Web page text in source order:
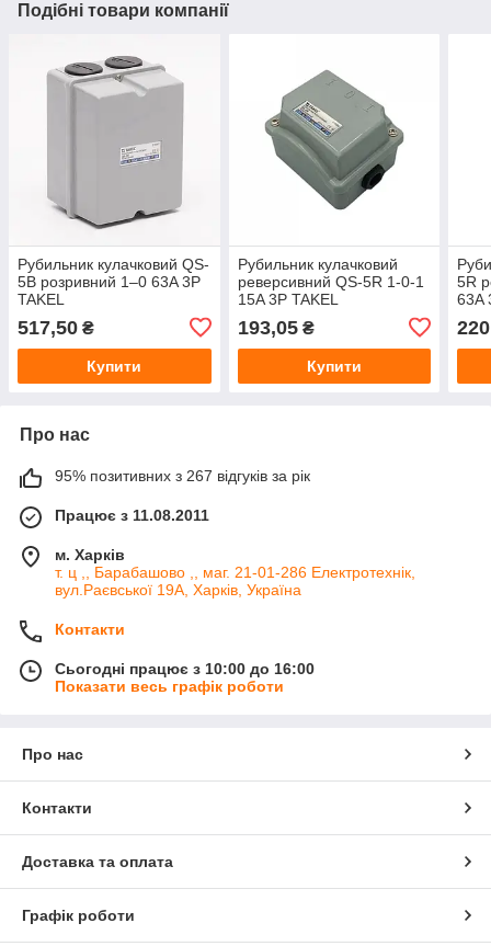
Подібні товари компанії
Рубильник кулачковий QS-
5B розривний 1–0 63A 3P
TAKEL
517,50 ₴
Купити
Рубильник кулачковий
реверсивний QS-5R 1-0-1
15A 3P TAKEL
193,05₴
Купити
5R
63A
Про нас
95% позитивних з 267 відгуків за рік
Працює з 11.08.2011
м. Харків
т. ц ,, Барабашово ,, маг. 21-01-286 Електротехнік,
вул.Раєвської 19А, Харків, Україна
Контакти
Сьогодні працює з 10:00 до 16:00
Показати весь графік роботи
Про нас
Контакти
Доставка та оплата
Графік роботи